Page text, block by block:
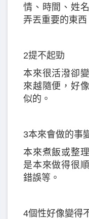
情、時間、姓
弄丟重要的東
2提不起勁
本來很活潑卻
來越隨便，好
似的。
3本來會做的事
本來煮飯或整
是本來做得很
錯誤等。
4個性好像變得